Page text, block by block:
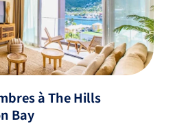
à The Hills
Bay